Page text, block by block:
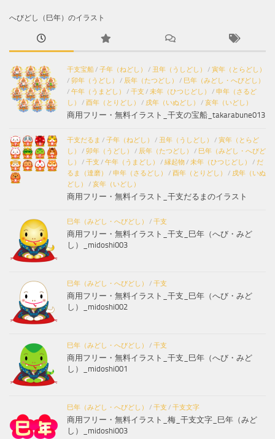
へびどし（巳年）のイラスト
干支宝船/ 子年（ねどし） / 丑年（うしどし） / 寅年（とらどし）
/ 卯年（うどし） / 辰年（たつどし） / 巳年（みどし・へびどし）
/ 午年（うまどし） / 干支 / 未年（ひつじどし） / 申年（さるど
し）
/ 酉年（とりどし） / 戌年（いぬどし） / 亥年（いどし）
商用フリー・無料イラスト_干支の宝船_takarabune013
干支だるま / 子年（ねどし） / 丑年（うしどし） / 寅年（とらど
し）
/ 卯年（うどし） / 辰年（たつどし） / 巳年（みどし・へびど
し）
/ 干支 / 午年（うまどし） / 縁起物/ 未年（ひつじどし） / だ
るま（達磨）
/ 申年（さるどし） / 酉年（とりどし） / 戌年（いぬ
どし）
/ 亥年（いどし）
商用フリー・無料イラスト_干支だるまのイラスト
巳年（みどし・へびどし） / 干支
商用フリー・無料イラスト_干支_巳年（へび・みど
し）_midoshi003
巳年（みどし・へびどし） / 干支
商用フリー・無料イラスト_干支_巳年（へび・みど
し）_midoshi002
巳年（みどし・へびどし） / 干支
商用フリー・無料イラスト_干支_巳年（へび・みど
し）_midoshi001
巳年（みどし・へびどし） / 干支 / 干支文字
商用フリー・無料イラスト_梅_干支文字_巳年（みど
し）_midoshi003